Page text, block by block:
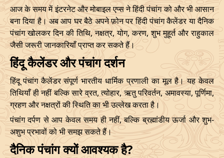
14/10/2026 12:20 Swarglok 15/10/2026
18/10/2026 08:28 Patallok 18/10/2026
22/10/2026 02:29 Mrityulok 22/10/2026
25/10/2026 11:57
Mrityulok
-
Swarglok
25/10/2026
28/10/2026 14:36 Swarglok 29/10/2026
31/10/2026 16:57
Swarglok
-
01/11/2026
आज के समय में इंटरनेट और मोबाइल एप्स ने हिंदी पंचांग को और भी आसान
बना दिया है। अब आप घर बैठे अपने फ़ोन पर हिंदी पंचांग कैलेंडर या दैनिक
पंचांग खोलकर दिन की तिथि, नक्षत्र, योग, करण, शुभ मुहूर्त और राहुकाल
जैसी जरूरी जानकारियाँ प्राप्त कर सकते हैं।
हिंदू कैलेंडर और पंचांग दर्शन
हिंदू पंचांग कैलेंडर संपूर्ण भारतीय धार्मिक प्रणाली का मूल है। यह केवल
तिथियाँ ही नहीं बल्कि सारे व्रत, त्योहार, ऋतु परिवर्तन, अमावस्या, पूर्णिमा,
ग्रहण और नक्षत्रों की स्थिति का भी उल्लेख करता है।
पंचांग दर्पण से आप केवल समय ही नहीं, बल्कि ब्रह्मांडीय ऊर्जा और शुभ-
अशुभ प्रभावों को भी समझ सकते हैं।
दैनिक पंचांग क्यों आवश्यक है?